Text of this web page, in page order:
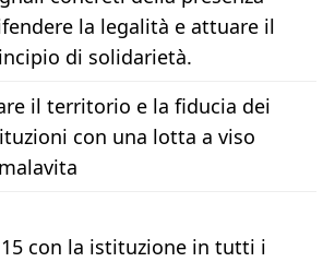
la legalità e attuare il
di solidarietà.
il territorio e la fiducia dei
con una lotta a viso
15 con la istituzione in tutti i